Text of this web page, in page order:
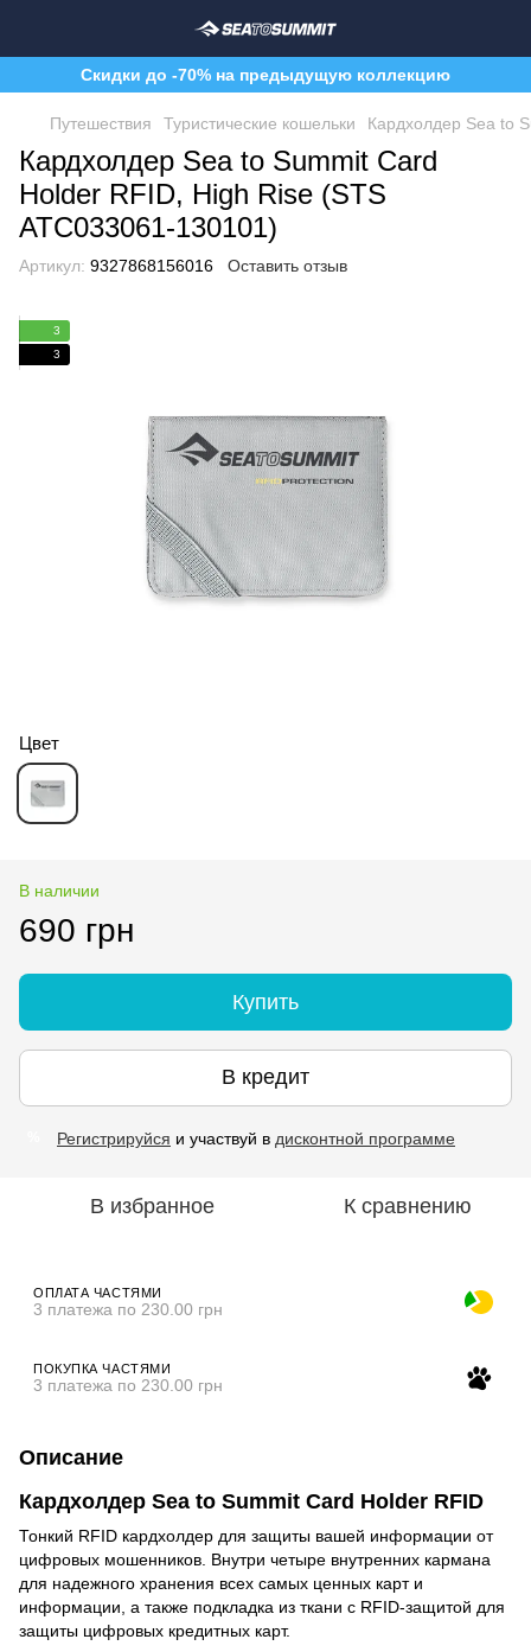
Скидки до -70% на предыдущую коллекцию
Путешествия Туристические кошельки Кардхолдер Sea to
Кардхолдер Sea to Summit Card
Holder RFID, High Rise (STS
ATC033061-130101)
Артикул: 9327868156016 Оставить отзыв
3
3
Цвет
В наличии
690 грн
Купить
В кредит
Регистрируйся и участвуй в дисконтной программе
В избранное К сравнению
ОПЛАТА ЧАСТЯМИ
3 платежа по 230.00 грн
ПОКУПКА ЧАСТЯМИ
3 платежа по 230.00 грн
Описание
Кардхолдер Sea to Summit Card Holder RFID
Тонкий RFID кардхолдер для защиты вашей информации от
цифровых мошенников. Внутри четыре внутренних кармана
для надежного хранения всех самых ценных карт и
информации, а также подкладка из ткани с RFID-защитой для
защиты цифровых кредитных карт.